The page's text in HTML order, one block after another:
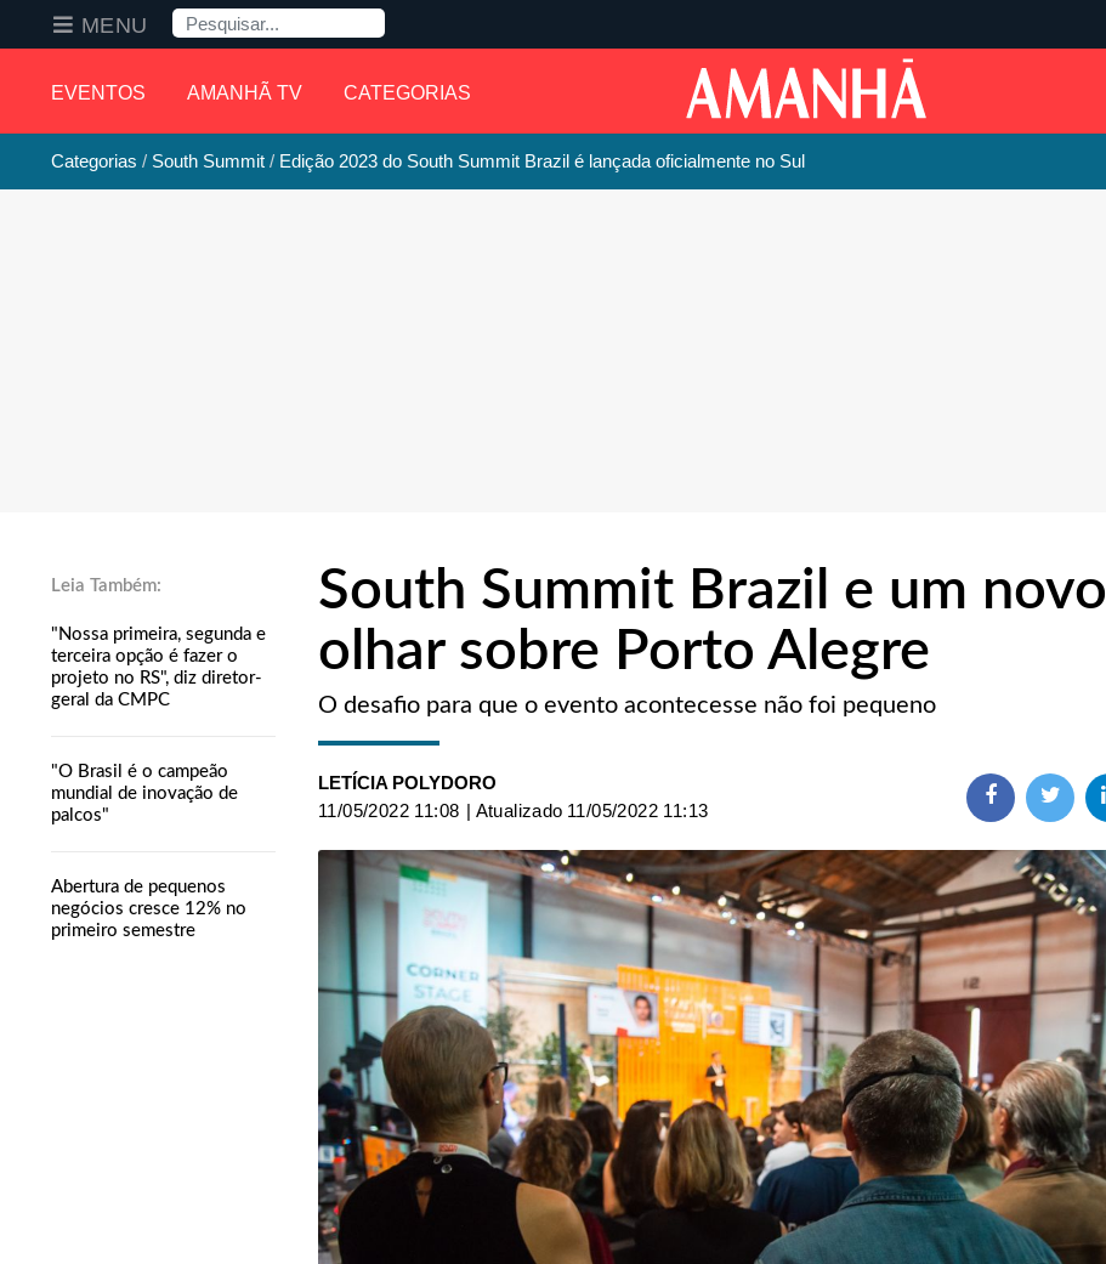
EVENTOS AMANHÃ TV CATEGORIAS
MENU Pesquisa
Categorias South Summit Edição 2023 do South Summit Brazil é lançada oficialmente no Sul
"Nossa primeira, segunda e
terceira opção é fazer o
projeto no RS", diz diretor-
geral da CMPC
"O Brasil é o campeão
mundial de inovação de
palcos"
Abertura de pequenos
negócios cresce 12% no
primeiro semestre
South Summit Brazil e um novo
olhar sobre Porto Alegre
O desafio para que o evento acontecesse não foi pequeno
LETÍCIA POLYDORO
11/05/2022 11:08 | Atualizado 11/05/2022 11:13